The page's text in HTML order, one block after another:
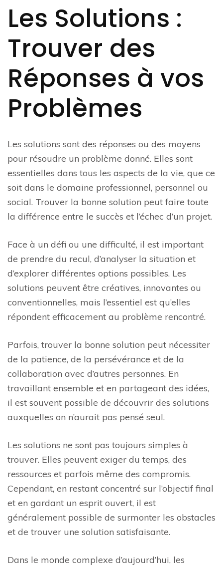
Les Solutions :
Trouver des
Réponses à vos
Problèmes
Les solutions sont des réponses ou des moyens
pour résoudre un problème donné. Elles sont
essentielles dans tous les aspects de la vie, que ce
soit dans le domaine professionnel, personnel ou
social. Trouver la bonne solution peut faire toute
la différence entre le succès et l’échec d’un projet.
Face à un défi ou une difficulté, il est important
de prendre du recul, d’analyser la situation et
d’explorer différentes options possibles. Les
solutions peuvent être créatives, innovantes ou
conventionnelles, mais l’essentiel est qu’elles
répondent efficacement au problème rencontré.
Parfois, trouver la bonne solution peut nécessiter
de la patience, de la persévérance et de la
collaboration avec d’autres personnes. En
travaillant ensemble et en partageant des idées,
il est souvent possible de découvrir des solutions
auxquelles on n’aurait pas pensé seul.
Les solutions ne sont pas toujours simples à
trouver. Elles peuvent exiger du temps, des
ressources et parfois même des compromis.
Cependant, en restant concentré sur l’objectif final
et en gardant un esprit ouvert, il est
généralement possible de surmonter les obstacles
et de trouver une solution satisfaisante.
Dans le monde complexe d’aujourd’hui, les